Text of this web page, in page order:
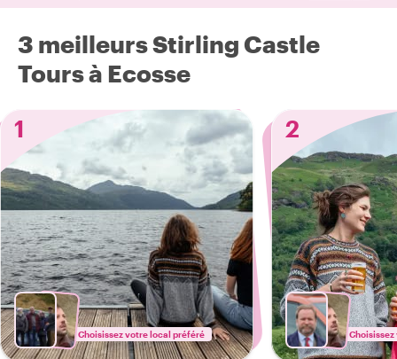
3 meilleurs Stirling Castle
Tours à Ecosse
1
Choisissez votre local préféré
2